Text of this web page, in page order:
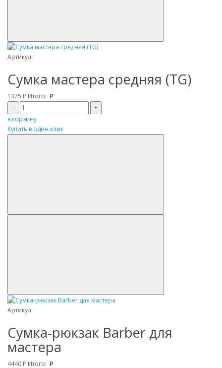
Артикул:
Сумка мастера средняя (TG)
1375 Р Итого: Р
–
+
в корзину
Купить в один клик
Артикул:
Сумка-рюкзак Barber для
мастера
4440 Р Итого: Р